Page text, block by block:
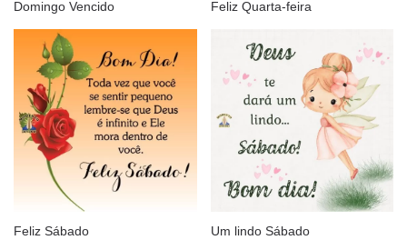
Domingo Vencido Feliz Quarta-feira
Feliz Sábado Um lindo Sábado